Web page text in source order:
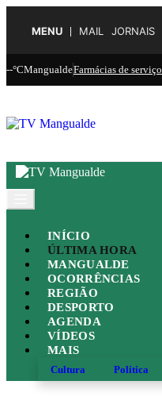
MENU MAIL JORNAIS
--°CMangualdeFarmácias de serviço
INÍCIO
ÚLTIMA HORA
MANGUALDE
OCORRÊNCIAS
REGIÃO
DESPORTO
AGENDA
VÍDEOS
MAIS
Cultura Política